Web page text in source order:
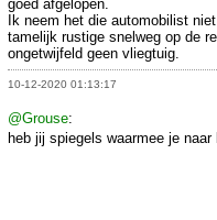
goed afgelopen.
Ik neem het die automobilist
tamelijk rustige snelweg op de
ongetwijfeld geen vliegtuig.
10-12-2020 01:13:17
@Grouse:
heb jij spiegels waarmee je